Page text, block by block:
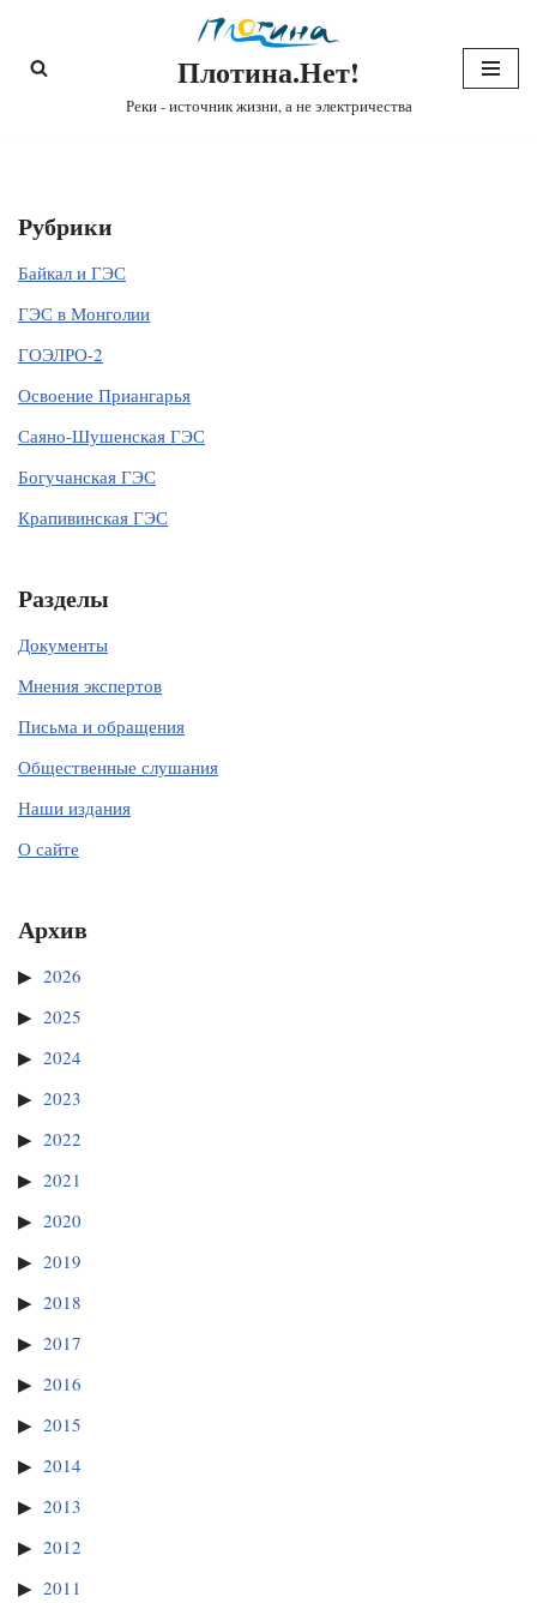
Перейти
Плотина.Нет!
Реки - источник жизни, а не электричества
Рубрики
Байкал и ГЭС
ГЭС в Монголии
ГОЭЛРО-2
Освоение Приангарья
Саяно-Шушенская ГЭС
Богучанская ГЭС
Крапивинская ГЭС
Разделы
Документы
Мнения экспертов
Письма и обращения
Общественные слушания
Наши издания
О сайте
Архив
2026
2025
2024
2023
2022
2021
2020
2019
2018
2017
2016
2015
2014
2013
2012
2011